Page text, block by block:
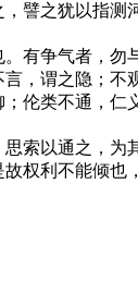
譬之犹以指
争气者，勿
，谓之隐；
类不通，仁
以通之，为
权利不能倾